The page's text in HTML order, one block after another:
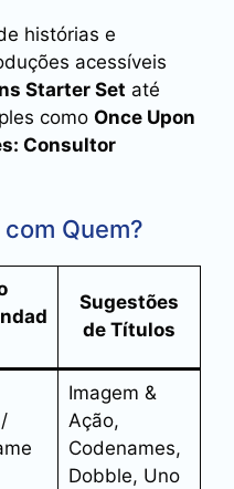
histórias e
acessíveis
Starter Set até
como Once Upon
Consultor
Quem?
Sugestões
de Títulos
Imagem &
Ação,
Codenames,
Dobble, Uno